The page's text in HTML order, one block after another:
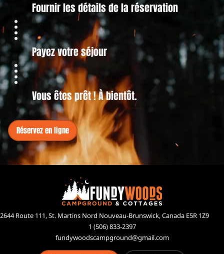
Fournir les détails de la réservation
Payez votre séjour
Vous êtes prêt ! À bientôt.
Réservez en ligne
2644 Route 111, St. Martins Nord Nouveau-Brunswick, Canada E5R 1Z9
1 (506) 833-2397
fundywoodscampground@gmail.com